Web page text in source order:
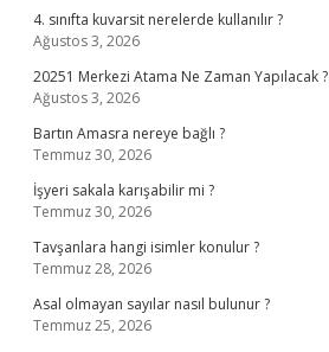
4. sınıfta kuvarsit nerelerde kullanılır ?
Ağustos 3, 2026
20251 Merkezi Atama Ne Zaman Yapılacak ?
Ağustos 3, 2026
Bartın Amasra nereye bağlı ?
Temmuz 30, 2026
İşyeri sakala karışabilir mi ?
Temmuz 30, 2026
Tavşanlara hangi isimler konulur ?
Temmuz 28, 2026
Asal olmayan sayılar nasıl bulunur ?
Temmuz 25, 2026